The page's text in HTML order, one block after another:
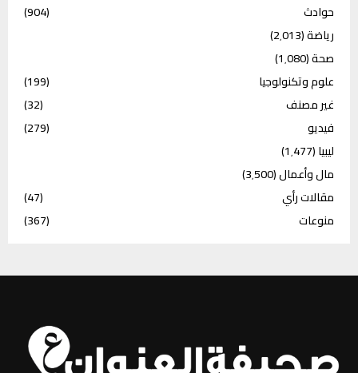
حوادث
(904)
رياضة(2٬013)
صحة(1٬080)
علوم وتكنولوجيا
(199)
غير مصنف
(32)
فيديو
(279)
ليبيا(1٬477)
مال وأعمال(3٬500)
مقالات رأي
(47)
منوعات
(367)